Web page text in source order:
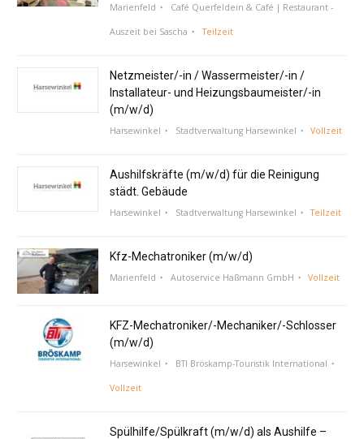
Marienfeld Café Querfeldein & Café | Restaurant -
Auszeit bei Sascha Teilzeit
Netzmeister/-in / Wassermeister/-in /
Installateur- und Heizungsbaumeister/-in
(m/w/d)
Harsewinkel Stadtverwaltung Harsewinkel Vollzeit
Aushilfskräfte (m/w/d) für die Reinigung
städt. Gebäude
Harsewinkel Stadtverwaltung Harsewinkel Teilzeit
Kfz-Mechatroniker (m/w/d)
Marienfeld Autoservice Haßmann GmbH Vollzeit
KFZ-Mechatroniker/-Mechaniker/-Schlosser
(m/w/d)
Harsewinkel BTI Bröskamp-Touristik International
Vollzeit
Spülhilfe/Spülkraft (m/w/d) als Aushilfe –